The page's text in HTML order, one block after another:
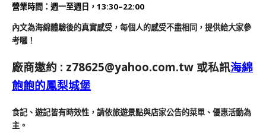
營業時間： 週一至週日，13:30–22:00
內文為海綿體驗後的真實感受，每個人的感受不盡相同，提供給大家參
考囉！
廠商邀約 : z78625@yahoo.com.tw 或私訊海綿
飽飽的鳳梨城堡
食記、遊記皆有時效性，請依旅遊景點與店家公告的菜單、優惠活動為
主。